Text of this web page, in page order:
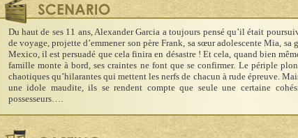
Du haut de ses 11 ans, Alexander Garcia a toujours pensé qu’il était
de voyage, projette d’emmener son père Frank, sa sœur adolescente Mia,
Mexico, il est persuadé que cela finira en désastre ! Et cela, quand bien
famille monte à bord, ses craintes ne font que se confirmer. Le périple
chaotiques qu’hilarantes qui mettent les nerfs de chacun à rude épreuve.
une idole maudite, ils se rendent compte que seule une certaine
possesseurs….